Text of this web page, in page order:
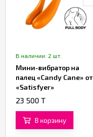
В наличии: 2 шт.
Мини-вибратор на
палец «Candy Cane» от
«Satisfyer»
(оранжевый)
23 500 T
В корзину